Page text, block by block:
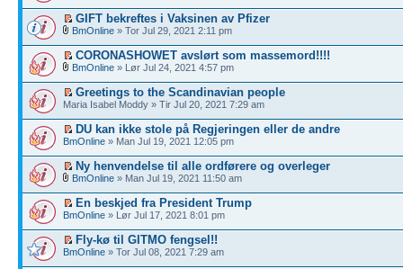
GIFT bekreftes i Vaksinen av Pfizer
BmOnline » Tor Jul 29, 2021 2:11 pm
CORONASHOWET avslørt som massemord!!!!
BmOnline » Lør Jul 24, 2021 4:57 pm
Greetings to the Scandinavian people
Maria Isabel Moddy » Tir Jul 20, 2021 7:29 am
DU kan ikke stole på Regjeringen eller de andre
BmOnline » Man Jul 19, 2021 12:05 pm
Ny henvendelse til alle ordførere og overleger
BmOnline » Man Jul 19, 2021 11:50 am
En beskjed fra President Trump
BmOnline » Lør Jul 17, 2021 8:01 pm
Fly-kø til GITMO fengsel!!
BmOnline » Tor Jul 08, 2021 7:29 am